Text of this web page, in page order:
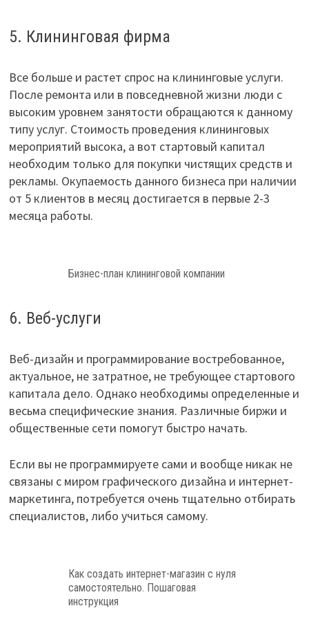
5. Клининговая фирма
Все больше и растет спрос на клининговые услуги.
После ремонта или в повседневной жизни люди с
высоким уровнем занятости обращаются к данному
типу услуг. Стоимость проведения клининговых
мероприятий высока, а вот стартовый капитал
необходим только для покупки чистящих средств и
рекламы. Окупаемость данного бизнеса при наличии
от 5 клиентов в месяц достигается в первые 2-3
месяца работы.
Бизнес-план клининговой компании
6. Веб-услуги
Веб-дизайн и программирование востребованное,
актуальное, не затратное, не требующее стартового
капитала дело. Однако необходимы определенные и
весьма специфические знания. Различные биржи и
общественные сети помогут быстро начать.
Если вы не программируете сами и вообще никак не
связаны с миром графического дизайна и интернет-
маркетинга, потребуется очень тщательно отбирать
специалистов, либо учиться самому.
Как создать интернет-магазин с нуля
самостоятельно. Пошаговая
инструкция